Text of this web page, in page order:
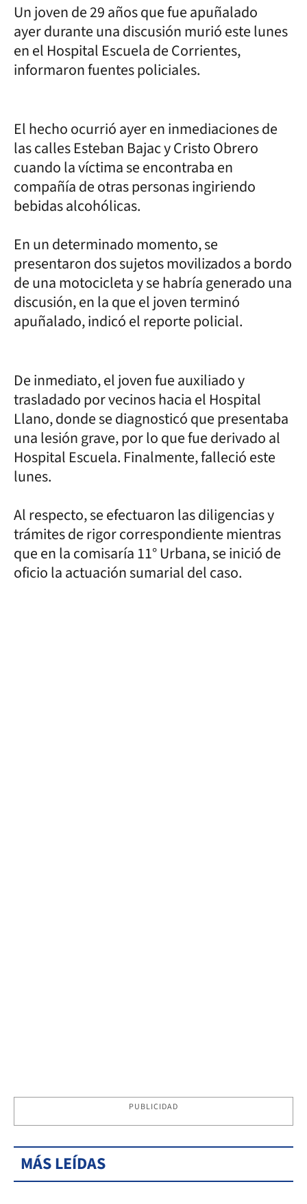
Un joven de 29 años que fue apuñalado
ayer durante una discusión murió este lunes
en el Hospital Escuela de Corrientes,
informaron fuentes policiales.
El hecho ocurrió ayer en inmediaciones de
las calles Esteban Bajac y Cristo Obrero
cuando la víctima se encontraba en
compañía de otras personas ingiriendo
bebidas alcohólicas.
En un determinado momento, se
presentaron dos sujetos movilizados a bordo
de una motocicleta y se habría generado una
discusión, en la que el joven terminó
apuñalado, indicó el reporte policial.
De inmediato, el joven fue auxiliado y
trasladado por vecinos hacia el Hospital
Llano, donde se diagnosticó que presentaba
una lesión grave, por lo que fue derivado al
Hospital Escuela. Finalmente, falleció este
lunes.
Al respecto, se efectuaron las diligencias y
trámites de rigor correspondiente mientras
que en la comisaría 11° Urbana, se inició de
oficio la actuación sumarial del caso.
PUBLICIDAD
MÁS LEÍDAS